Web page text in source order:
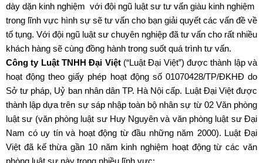
dày dặn kinh nghiệm với đội ngũ luật sư tư vấn giàu kinh nghiệm
trong lĩnh vực hình sự sẽ tư vấn cho bạn giải quyết các vấn đề về
tố tụng. Với đội ngũ luật sư chuyên nghiệp đã tư vấn cho rất nhiều
khách hàng sẽ cùng đồng hành trong suốt quá trình tư vấn.
Công ty Luật TNHH Đại Việt(“Luật Đại Việt”) được thành lập và
hoạt động theo giấy phép hoạt động số 01070428/TP/ĐKHĐ do
Sở tư pháp, Uỷ ban nhân dân TP. Hà Nội cấp. Luật Đại Việt được
thành lập dựa trên sự sáp nhập toàn bộ nhân sự từ 02 Văn phòng
luật sư (văn phòng luật sư Huy Nguyên và văn phòng luật sư Đại
Nam có uy tín và hoạt động từ đầu những năm 2000). Luật Đại
Việt đã kế thừa gần 10 năm kinh nghiệm hoạt động từ các văn
phòng luật sư này trong nhiều lĩnh vực: